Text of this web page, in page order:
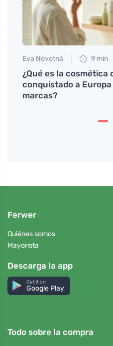
Eva Novotná 9 min
¿Qué es la cosmética
conquistado a
marcas?
Ferwer
Quiénes somos
Mayorista
Descarga la app
Get it on
Google Play
Todo sobre la compra